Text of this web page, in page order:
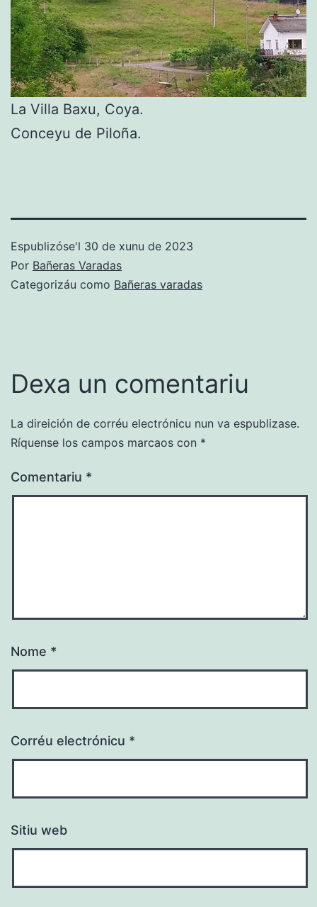
La Villa Baxu, Coya.
Conceyu de Piloña.
Espublizóse'l 30 de xunu de 2023
Por Bañeras Varadas
Categorizáu como Bañeras varadas
Dexa un comentariu
La direición de corréu electrónicu nun va espublizase.
Ríquense los campos marcaos con *
Comentariu *
Nome *
Corréu electrónicu *
Sitiu web